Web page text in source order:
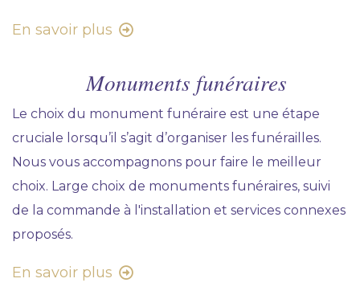
En savoir plus
Monuments funéraires
Le choix du monument funéraire est une étape
cruciale lorsqu’il s’agit d’organiser les funérailles.
Nous vous accompagnons pour faire le meilleur
choix. Large choix de monuments funéraires, suivi
de la commande à l'installation et services connexes
proposés.
En savoir plus